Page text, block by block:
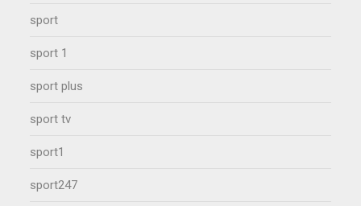
sport
sport 1
sport plus
sport tv
sport1
sport247